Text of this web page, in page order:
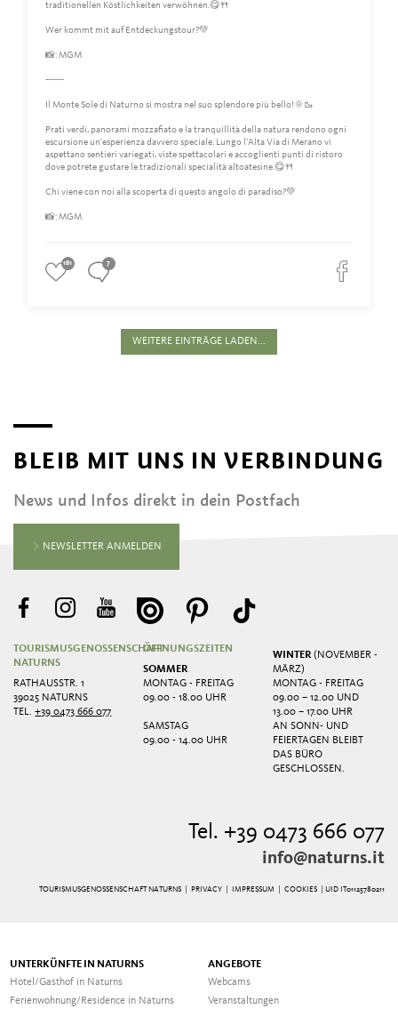
traditionellen Köstlichkeiten verwöhnen.😋🍴
Wer kommt mit auf Entdeckungstour?💚
📸: MGM
-------
Il Monte Sole di Naturno si mostra nel suo splendore più bello!🌞🥾
Prati verdi, panorami mozzafiato e la tranquillità della natura rendono ogni
escursione un'esperienza davvero speciale. Lungo l'Alta Via di Merano vi
aspettano sentieri variegati, viste spettacolari e accoglienti punti di ristoro
dove potrete gustare le tradizionali specialità altoatesine.😋🍴
Chi viene con noi alla scoperta di questo angolo di paradiso?💚
📸: MGM
181 7
WEITERE EINTRÄGE LADEN...
BLEIB MIT UNS IN VERBINDUNG
News und Infos direkt in dein Postfach
NEWSLETTER ANMELDEN
TOURISMUSGENOSSENSCHAFT
NATURNS
RATHAUSSTR. 1
39025 NATURNS
TEL.+39 0473 666 077
ÖFFNUNGSZEITEN
SOMMER
MONTAG - FREITAG
09.00 - 18.00 UHR
SAMSTAG
09.00 - 14.00 UHR
WINTER(NOVEMBER -
MÄRZ)
MONTAG - FREITAG
09.00 – 12.00 UND
13.00 – 17.00 UHR
AN SONN- UND
FEIERTAGEN BLEIBT
DAS BÜRO
GESCHLOSSEN.
Tel. +39 0473 666 077
info@naturns.it
TOURISMUSGENOSSENSCHAFT NATURNS | PRIVACY| IMPRESSUM| COOKIES | UID IT01125780211
UNTERKÜNFTE IN NATURNS
Hotel/Gasthof in Naturns
Ferienwohnung/Residence in Naturns
ANGEBOTE
Webcams
Veranstaltungen